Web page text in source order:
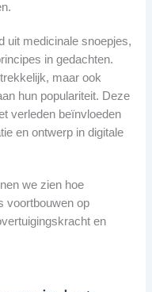
uit medicinale snoepjes,
in gedachten.
maar ook
hun populariteit. Deze
verleden beïnvloeden
en ontwerp in digitale
we zien hoe
voortbouwen op
en